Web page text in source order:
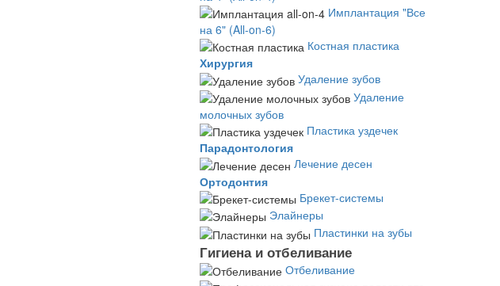
Имплантация "Все
на 6" (All-on-6)
Костная пластика
Хирургия
Удаление зубов
Удаление
молочных зубов
Пластика уздечек
Парадонтология
Лечение десен
Ортодонтия
Брекет-системы
Элайнеры
Пластинки на зубы
Гигиена и отбеливание
Отбеливание